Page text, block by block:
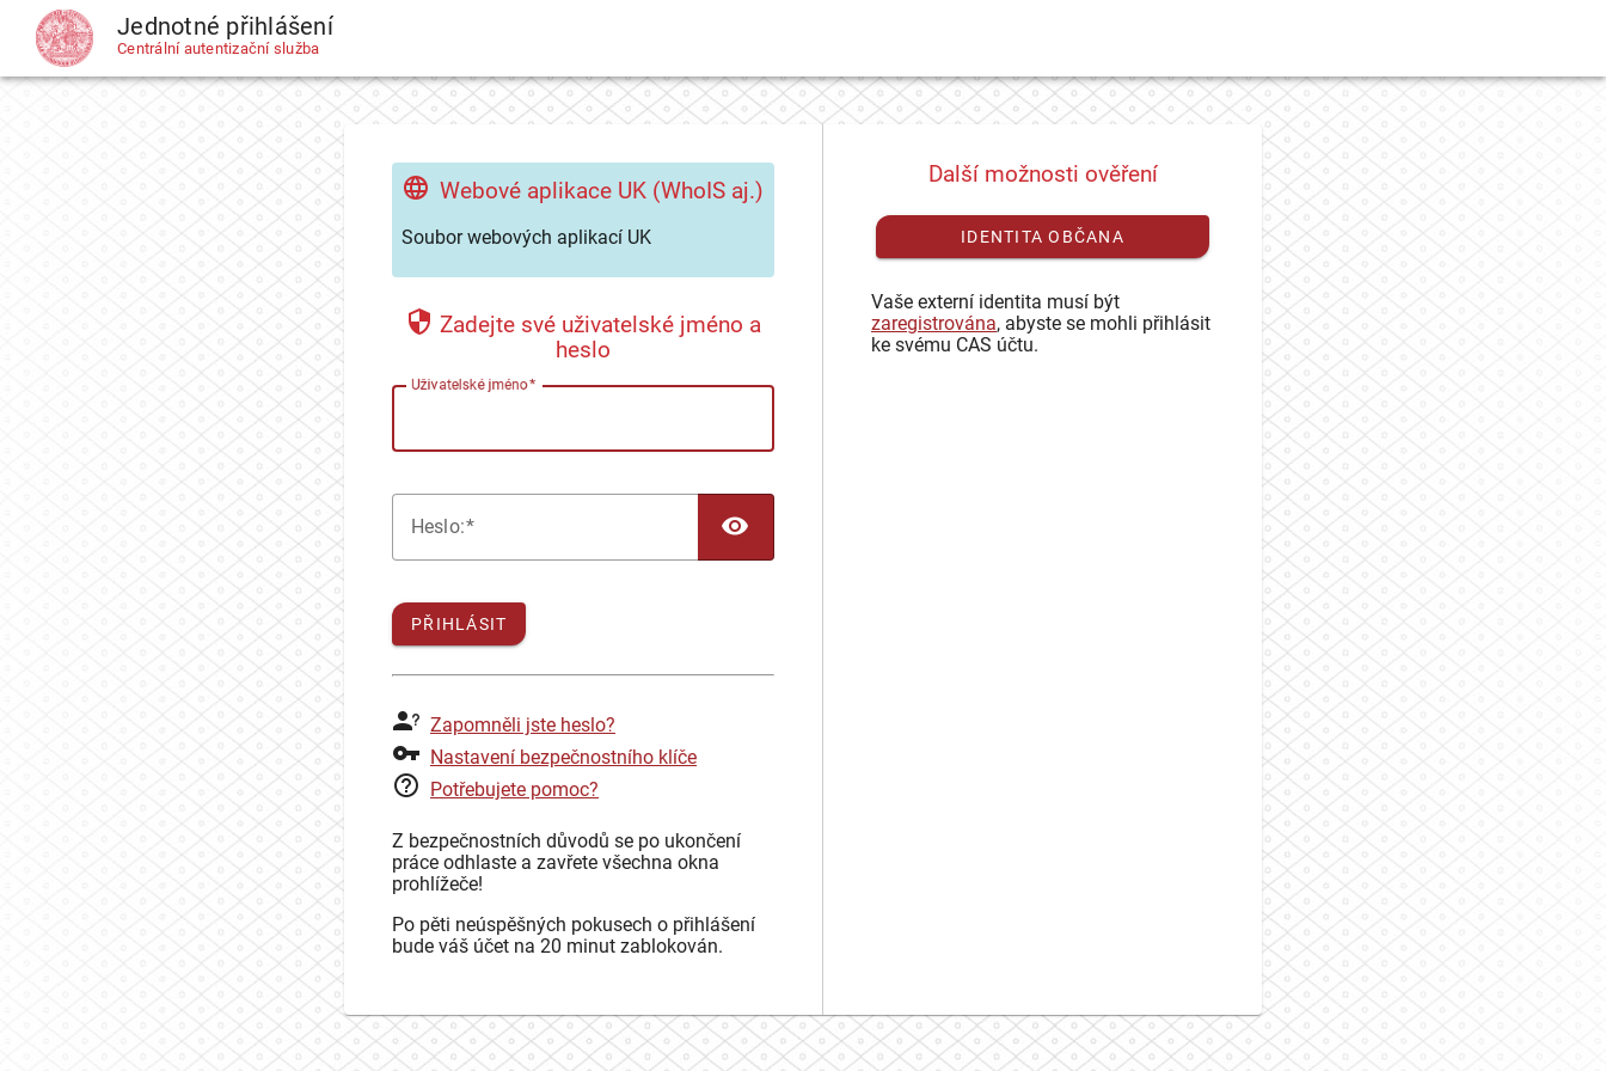
CAS Jednotné přihlášení
Centrální autentizační služba
Webové aplikace UK (WhoIS aj.)
Soubor webových aplikací UK
Zadejte své uživatelské jméno a
heslo
Uživatelské jméno
Heslo:
PŘIHLÁSIT
Zapomněli jste heslo?
Nastavení bezpečnostního klíče
Potřebujete pomoc?
Z bezpečnostních důvodů se po ukončení
práce odhlaste a zavřete všechna okna
prohlížeče!
Po pěti neúspěšných pokusech o přihlášení
bude váš účet na 20 minut zablokován.
Další možnosti ověření
IDENTITA OBČANA
Vaše externí identita musí být
zaregistrována, abyste se mohli přihlásit
ke svému CAS účtu.